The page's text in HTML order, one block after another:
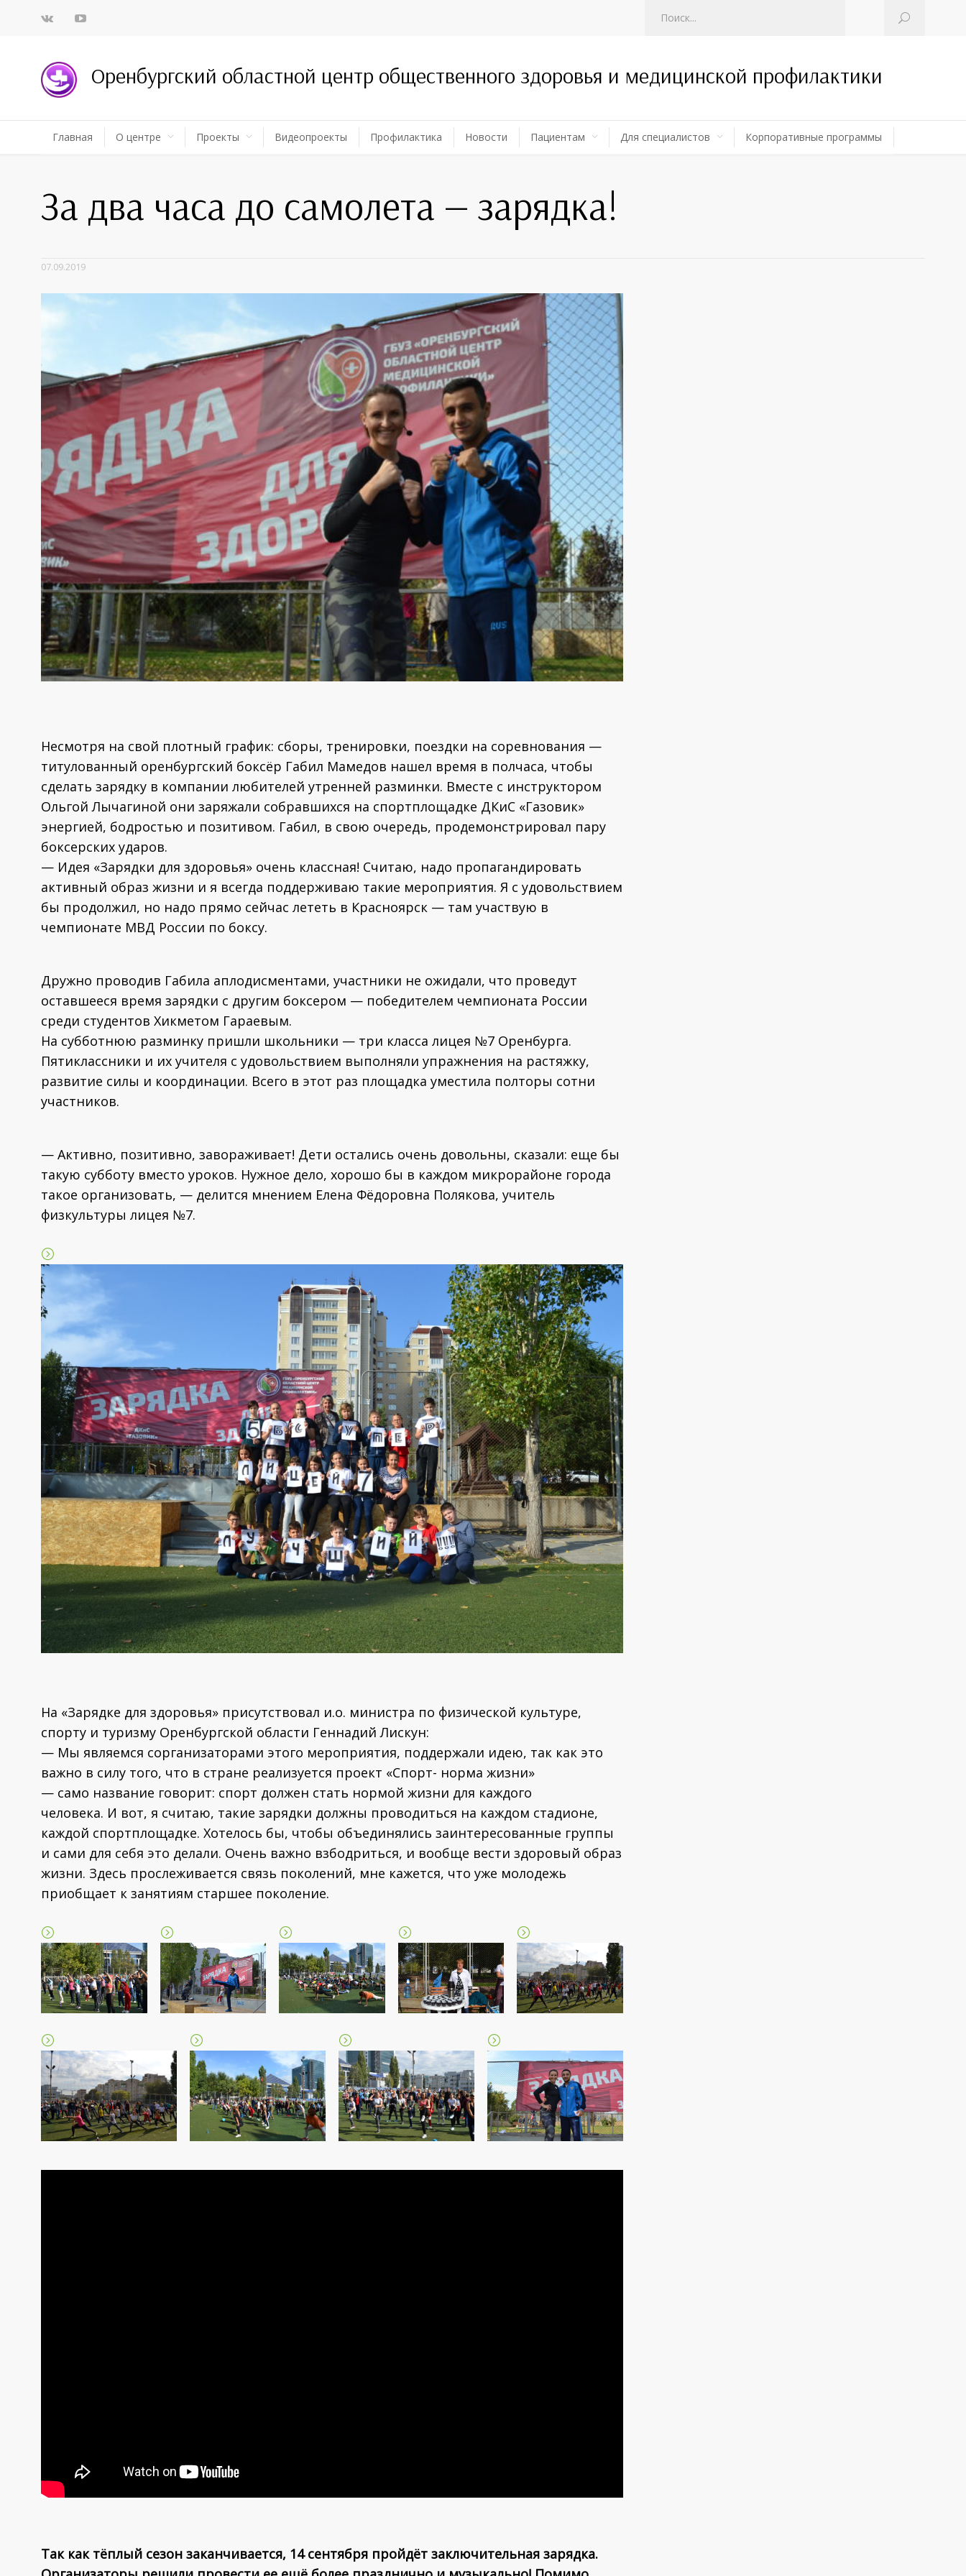
Оренбургский областной центр общественного здоровья и медицинской профилактики
Главная О центре Проекты Видеопроекты Профилактика Новости Пациентам Для специалистов Корпоративные программы
За два часа до самолета — зарядка!
07.09.2019
Несмотря на свой плотный график: сборы, тренировки, поездки на соревнования —
титулованный оренбургский боксёр Габил Мамедов нашел время в полчаса, чтобы
сделать зарядку в компании любителей утренней разминки. Вместе с инструктором
Ольгой Лычагиной они заряжали собравшихся на спортплощадке ДКиС «Газовик»
энергией, бодростью и позитивом. Габил, в свою очередь, продемонстрировал пару
боксерских ударов.
— Идея «Зарядки для здоровья» очень классная! Считаю, надо пропагандировать
активный образ жизни и я всегда поддерживаю такие мероприятия. Я с удовольствием
бы продолжил, но надо прямо сейчас лететь в Красноярск — там участвую в
чемпионате МВД России по боксу.
Дружно проводив Габила аплодисментами, участники не ожидали, что проведут
оставшееся время зарядки с другим боксером — победителем чемпионата России
среди студентов Хикметом Гараевым.
На субботнюю разминку пришли школьники — три класса лицея №7 Оренбурга.
Пятиклассники и их учителя с удовольствием выполняли упражнения на растяжку,
развитие силы и координации. Всего в этот раз площадка уместила полторы сотни
участников.
— Активно, позитивно, завораживает! Дети остались очень довольны, сказали: еще бы
такую субботу вместо уроков. Нужное дело, хорошо бы в каждом микрорайоне города
такое организовать, — делится мнением Елена Фёдоровна Полякова, учитель
физкультуры лицея №7.
На «Зарядке для здоровья» присутствовал и.о. министра по физической культуре,
спорту и туризму Оренбургской области Геннадий Лискун:
— Мы являемся сорганизаторами этого мероприятия, поддержали идею, так как это
важно в силу того, что в стране реализуется проект «Спорт- норма жизни»
— само название говорит: спорт должен стать нормой жизни для каждого
человека. И вот, я считаю, такие зарядки должны проводиться на каждом стадионе,
каждой спортплощадке. Хотелось бы, чтобы объединялись заинтересованные группы
и сами для себя это делали. Очень важно взбодриться, и вообще вести здоровый образ
жизни. Здесь прослеживается связь поколений, мне кажется, что уже молодежь
приобщает к занятиям старшее поколение.
Так как тёплый сезон заканчивается, 14 сентября пройдёт заключительная зарядка.